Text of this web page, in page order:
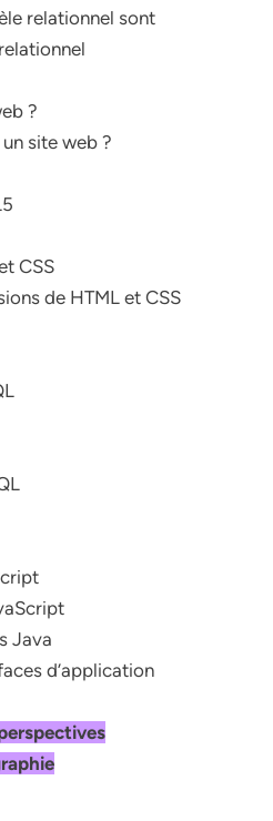
relationnel sont
?
site web ?
CSS
de HTML et CSS
Java
d’application